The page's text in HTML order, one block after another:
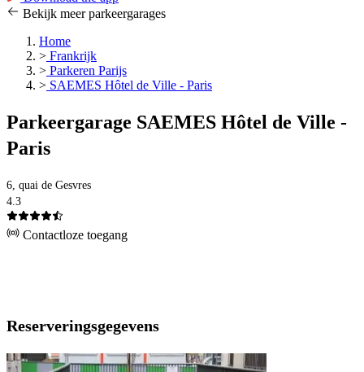
Bekijk meer parkeergarages
Home
> Frankrijk
> Parkeren Parijs
> SAEMES Hôtel de Ville - Paris
Parkeergarage SAEMES Hôtel de Ville -
Paris
6, quai de Gesvres
4.3
Contactloze toegang
Reserveringsgegevens